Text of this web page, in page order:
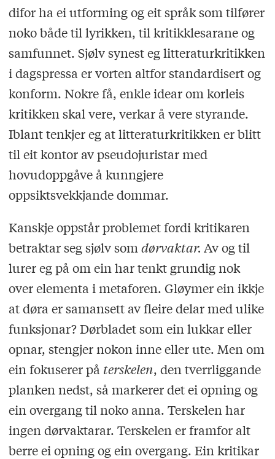
difor ha ei utforming og eit språk som tilfører
noko både til lyrikken, til kritikklesarane og
samfunnet. Sjølv synest eg litteraturkritikken
i dagspressa er vorten altfor standardisert og
konform. Nokre få, enkle idear om korleis
kritikken skal vere, verkar å vere styrande.
Iblant tenkjer eg at litteraturkritikken er blitt
til eit kontor av pseudojuristar med
hovudoppgåve å kunngjere
oppsiktsvekkjande dommar.
Kanskje oppstår problemet fordi kritikaren
betraktar seg sjølv som dørvaktar. Av og til
lurer eg på om ein har tenkt grundig nok
over elementa i metaforen. Gløymer ein ikkje
at døra er samansett av fleire delar med ulike
funksjonar? Dørbladet som ein lukkar eller
opnar, stengjer nokon inne eller ute. Men om
ein fokuserer på terskelen, den tverrliggande
planken nedst, så markerer det ei opning og
ein overgang til noko anna. Terskelen har
ingen dørvaktarar. Terskelen er framfor alt
berre ei opning og ein overgang. Ein kritikar